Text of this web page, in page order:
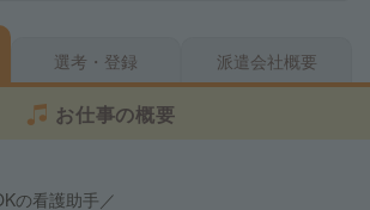
選考・登録 派遣会社概要
お仕事の概要
の看護助手／